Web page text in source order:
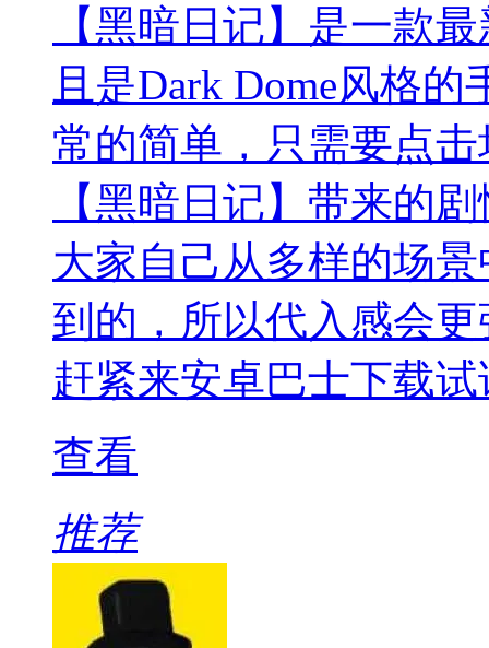
【黑暗日记】是一款
且是Dark Dome风格
常的简单，只需要点
【黑暗日记】带来的
大家自己从多样的场
到的，所以代入感会
赶紧来安卓巴士下载
查看
推荐